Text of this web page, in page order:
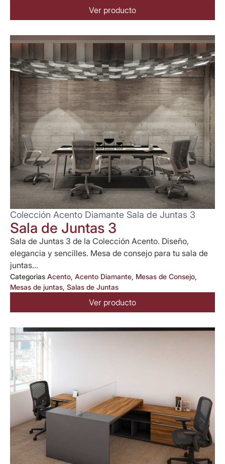
Ver producto
Colección Acento Diamante Sala de Juntas 3
Sala de Juntas 3
Sala de Juntas 3 de la Colección Acento. Diseño,
elegancia y sencilles. Mesa de consejo para tu sala de
juntas...
Categorias Acento, Acento Diamante, Mesas de Consejo,
Mesas de juntas, Salas de Juntas
Ver producto